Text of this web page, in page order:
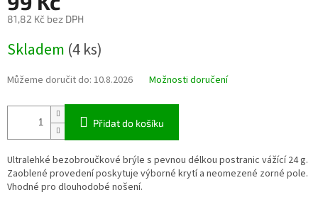
81,82 Kč bez DPH
cena:
Skladem (4 ks)
Můžeme doručit do: 10.8.2026 Možnosti doručení
Přidat do košíku
Ultralehké bezobroučkové brýle s pevnou délkou postranic vážící 24 g.
Zaoblené provedení poskytuje výborné krytí a neomezené zorné pole.
Vhodné pro dlouhodobé nošení.